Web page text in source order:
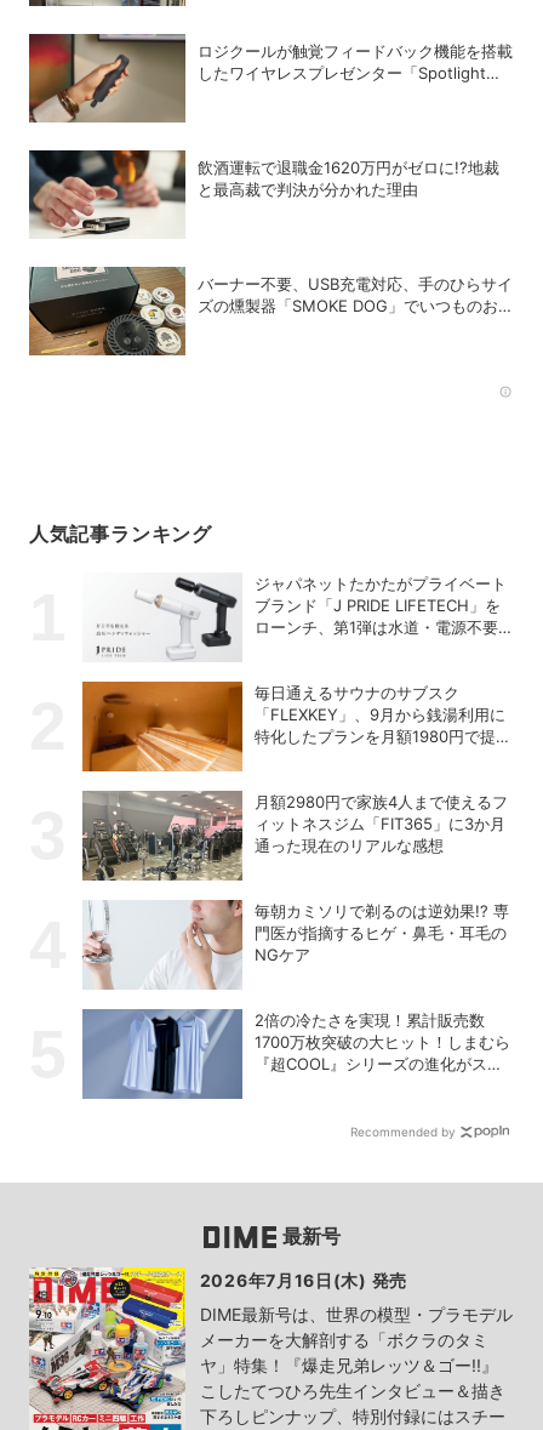
ロジクールが触覚フィードバック機能を搭載
したワイヤレスプレゼンター「Spotlight
飲酒運転で退職金1620万円がゼロに!?地裁
と最高裁で判決が分かれた理由
バーナー不要、USB充電対応、手のひらサイ
ズの燻製器「SMOKE DOG」でいつものお
人気記事ランキング
ジャパネットたかたがプライベート
ブランド「J PRIDE LIFETECH」を
ローンチ、第1弾は水道・電源不要
毎日通えるサウナのサブスク
「FLEXKEY」、9月から銭湯利用に
特化したプランを月額1980円で提供
月額2980円で家族4人まで使えるフ
ィットネスジム「FIT365」に3か月
通った現在のリアルな感想
毎朝カミソリで剃るのは逆効果!? 専
門医が指摘するヒゲ・鼻毛・耳毛の
NGケア
2倍の冷たさを実現！累計販売数
1700万枚突破の大ヒット！しまむら
『超COOL』シリーズの進化がスゴ
Recommended by
最新号
2026年7月16日(木) 発売
DIME最新号は、世界の模型・プラモデル
メーカーを大解剖する「ボクラのタミ
ヤ」特集！『爆走兄弟レッツ＆ゴー!!』
こしたてつひろ先生インタビュー＆描き
下ろしピンナップ、特別付録にはスチー